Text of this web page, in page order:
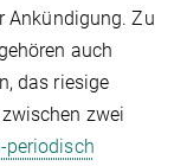
Ankündigung. Zu
auch
das riesige
zwei
periodisch